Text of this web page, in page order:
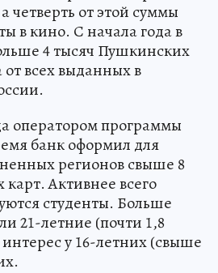
четверть от этой суммы
в кино. С начала года в
4 тысяч Пушкинских
всех выданных в
оператором программы
банк оформил для
регионов свыше 8
Активнее всего
студенты. Больше
21-летние (почти 1,8
у 16-летних (свыше